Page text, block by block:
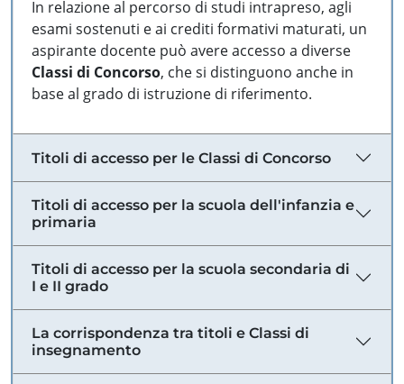
In relazione al percorso di studi intrapreso, agli
esami sostenuti e ai crediti formativi maturati, un
aspirante docente può avere accesso a diverse
Classi di Concorso, che si distinguono anche in
base al grado di istruzione di riferimento.
Titoli di accesso per le Classi di Concorso
Titoli di accesso per la scuola dell'infanzia e
primaria
Titoli di accesso per la scuola secondaria di
I e II grado
La corrispondenza tra titoli e Classi di
insegnamento